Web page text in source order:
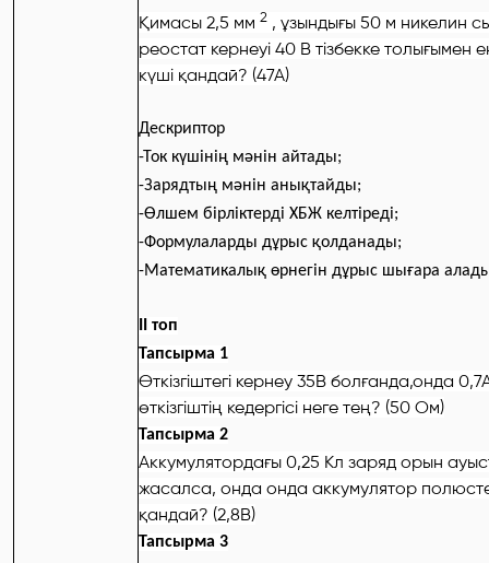
Қимасы 2,5 мм 2 , ұзындығы 50 м никелин
реостат кернеуі 40 В тізбекке толығымен
күші қандай? (47А)
Дескриптор
-Ток күшінің мәнін айтады;
-Зарядтың мәнін анықтайды;
-Өлшем бірліктерді ХБЖ келтіреді;
-Формулаларды дұрыс қолданады;
-Математикалық өрнегін дұрыс шығара
ІІ топ
Тапсырма 1
Өткізгіштегі кернеу 35В болғанда,онда
өткізгіштің кедергісі неге тең? (50 Ом)
Тапсырма 2
Аккумулятордағы 0,25 Кл заряд орын
жасалса, онда онда аккумулятор
қандай? (2,8В)
Тапсырма 3